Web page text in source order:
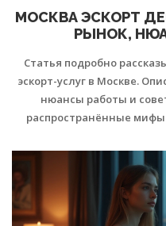
МОСКВА ЭСКОРТ
РЫНОК,
Статья подробно
эскорт-услуг в Москве.
нюансы работы и
распространённые мифы
интересуется темой, ищет
в